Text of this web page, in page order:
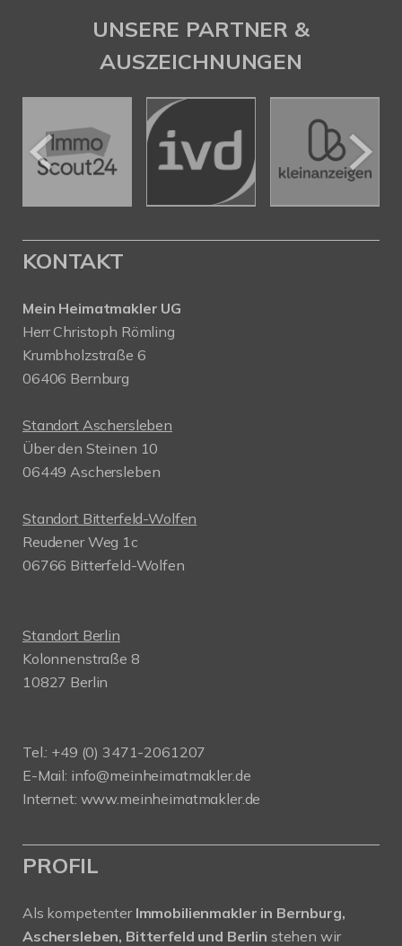
UNSERE PARTNER &
AUSZEICHNUNGEN
KONTAKT
Mein Heimatmakler UG
Herr Christoph Römling
Krumbholzstraße 6
06406 Bernburg
Standort Aschersleben
Über den Steinen 10
06449 Aschersleben
Standort Bitterfeld-Wolfen
Reudener Weg 1c
06766 Bitterfeld-Wolfen
Standort Berlin
Kolonnenstraße 8
10827 Berlin
Tel.: +49 (0) 3471-2061207
E-Mail: info@meinheimatmakler.de
Internet: www.meinheimatmakler.de
PROFIL
Als kompetenter Immobilienmakler in Bernburg,
Aschersleben, Bitterfeld und Berlin stehen wir